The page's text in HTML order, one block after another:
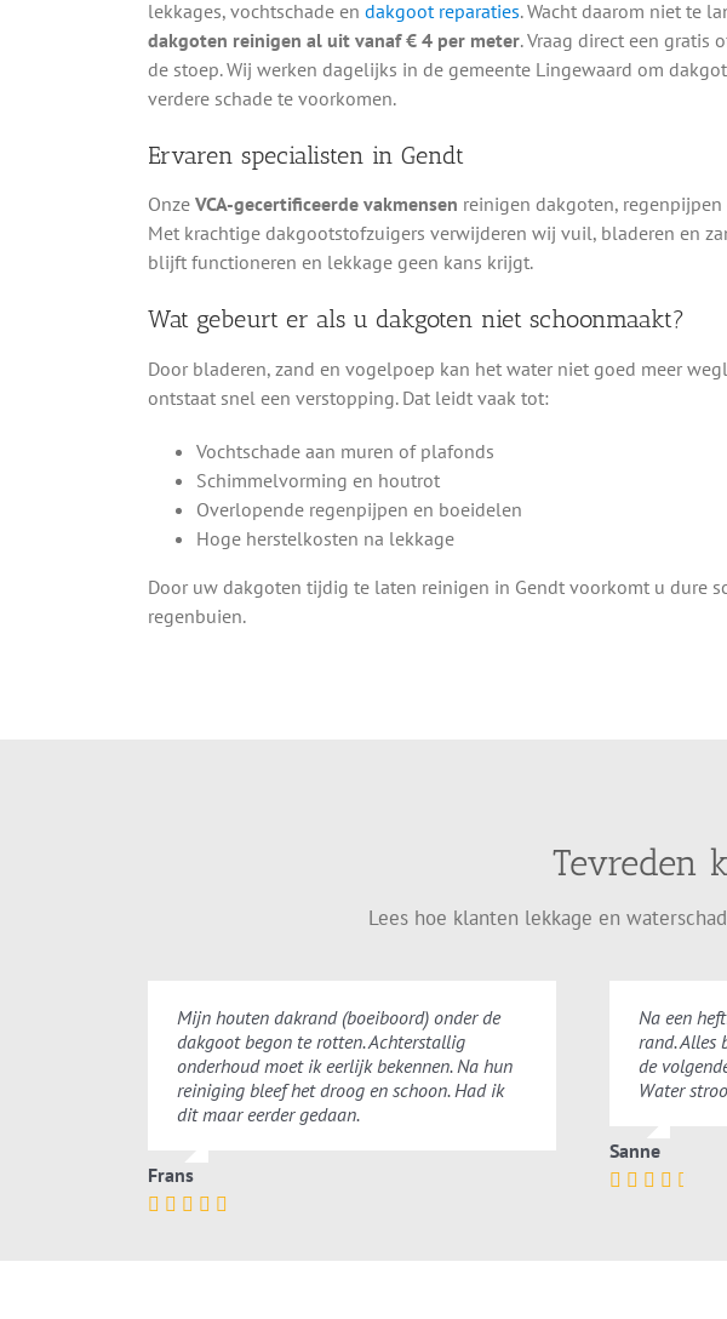
lekkages, vochtschade en dakgoot reparaties. Wacht daarom niet te
dakgoten reinigen al uit vanaf € 4 per meter. Vraag direct een gratis
de stoep. Wij werken dagelijks in de gemeente Lingewaard om
verdere schade te voorkomen.
Ervaren specialisten in Gendt
Onze VCA-gecertificeerde vakmensen reinigen dakgoten,
Met krachtige dakgootstofzuigers verwijderen wij vuil, bladeren en
blijft functioneren en lekkage geen kans krijgt.
Wat gebeurt er als u dakgoten niet schoonmaakt?
Door bladeren, zand en vogelpoep kan het water niet goed meer
ontstaat snel een verstopping. Dat leidt vaak tot:
Vochtschade aan muren of plafonds
Schimmelvorming en houtrot
Overlopende regenpijpen en boeidelen
Hoge herstelkosten na lekkage
Door uw dakgoten tijdig te laten reinigen in Gendt voorkomt u dure
regenbuien.
Tevreden
Lees hoe klanten lekkage en
Mijn houten dakrand (boeiboord) onder de
dakgoot begon te rotten. Achterstallig
onderhoud moet ik eerlijk bekennen. Na hun
reiniging bleef het droog en schoon. Had ik
dit maar eerder gedaan.
Frans
Na een
rand. Alles
de
Water
Sanne